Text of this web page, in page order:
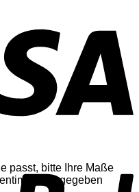
passt, bitte Ihre Maße
angegeben